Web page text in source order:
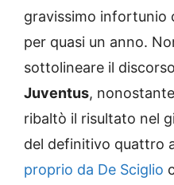
gravissimo infortunio
per quasi un anno.
sottolineare il
Juventus,
ribaltò il risultato nel
del definitivo quattro
proprio da De Sciglio